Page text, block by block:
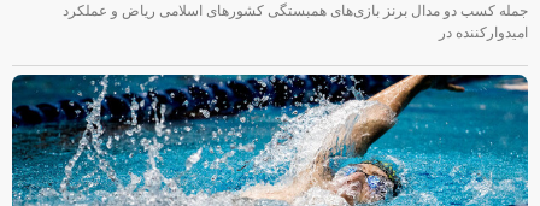
جمله کسب دو مدال برنز بازی‌های همبستگی کشورهای اسلامی ریاض و عملکرد
امیدوارکننده در